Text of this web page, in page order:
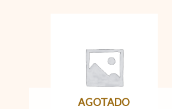
AGOTADO